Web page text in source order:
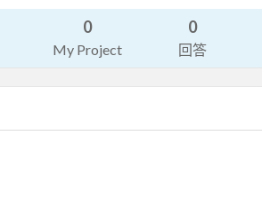
0
My Project
0
回答